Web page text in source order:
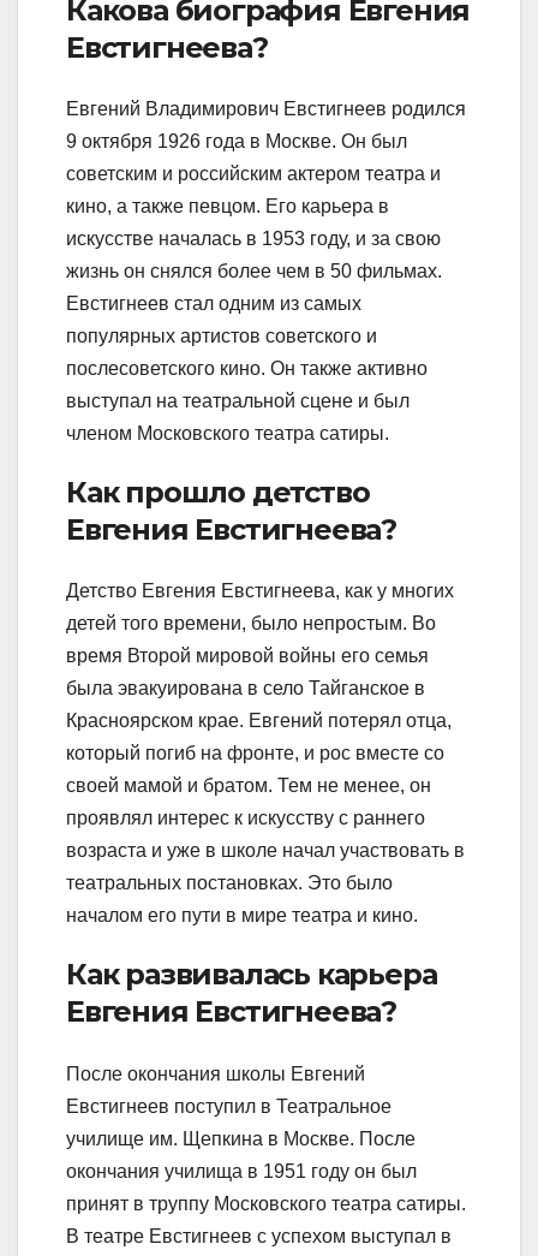
Какова биография Евгения
Евстигнеева?
Евгений Владимирович Евстигнеев родился
9 октября 1926 года в Москве. Он был
советским и российским актером театра и
кино, а также певцом. Его карьера в
искусстве началась в 1953 году, и за свою
жизнь он снялся более чем в 50 фильмах.
Евстигнеев стал одним из самых
популярных артистов советского и
послесоветского кино. Он также активно
выступал на театральной сцене и был
членом Московского театра сатиры.
Как прошло детство
Евгения Евстигнеева?
Детство Евгения Евстигнеева, как у многих
детей того времени, было непростым. Во
время Второй мировой войны его семья
была эвакуирована в село Тайганское в
Красноярском крае. Евгений потерял отца,
который погиб на фронте, и рос вместе со
своей мамой и братом. Тем не менее, он
проявлял интерес к искусству с раннего
возраста и уже в школе начал участвовать в
театральных постановках. Это было
началом его пути в мире театра и кино.
Как развивалась карьера
Евгения Евстигнеева?
После окончания школы Евгений
Евстигнеев поступил в Театральное
училище им. Щепкина в Москве. После
окончания училища в 1951 году он был
принят в труппу Московского театра сатиры.
В театре Евстигнеев с успехом выступал в